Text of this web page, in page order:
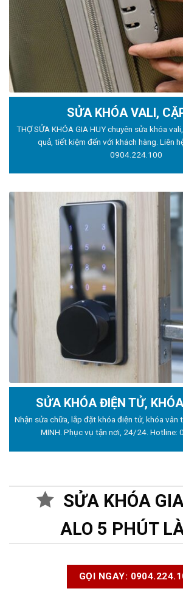
SỬA KHÓA VALI,
THỢ SỬA KHÓA GIA HUY chuyên sửa khóa
quả, tiết kiệm đến với khách hàng. Liên
0904.224.100
SỬA KHÓA ĐIỆN TỬ,
Nhận sửa chữa, lắp đặt khóa điện tử, khóa vân
MINH. Phục vụ tận nơi, 24/24. Hotline:
SỬA KHÓA
ALO 5 PHÚT
GỌI NGAY: